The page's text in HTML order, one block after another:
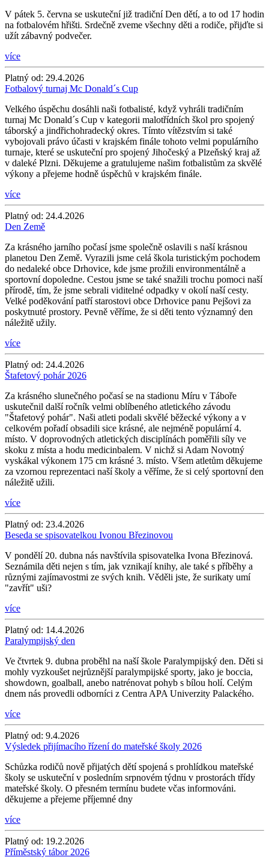
V pátek 5. června se uskuteční již tradiční Den dětí, a to od 17 hodin
na fotbalovém hřišti. Srdečně zveme všechny děti a rodiče, přijďte si
užít zábavný podvečer.
více
Platný od: 29.4.2026
Fotbalový turnaj Mc Donald´s Cup
Velkého úspěchu dosáhli naši fotbalisté, když vyhráli tradičním
turnaj Mc Donald´s Cup v kategorii malotřídních škol pro spojený
táborský a jindřichohradecký okres. Tímto vítězstvím si také
vybojovali právo účasti v krajském finále tohoto velmi populárního
turnaje, které se uskuteční pro spojený Jihočeský a Plzeňský kraj až
v daleké Plzni. Děkujeme a gratulujeme našim fotbalistům za skvělé
výkony a přejeme hodně úspěchů v krajském finále.
více
Platný od: 24.4.2026
Den Země
Za krásného jarního počasí jsme společně oslavili s naší krásnou
planetou Den Země. Vyrazili jsme celá škola turistickým pochodem
do nedaleké obce Drhovice, kde jsme prožili environmentálně a
sportovní dopoledne. Cestou jsme se také snažili trochu pomoci naší
přírodě, tím, že jsme sebrali viditelné odpadky v okolí naší cesty.
Velké poděkování patří starostovi obce Drhovice panu Pejšovi za
poskytnuté prostory. Pevně věříme, že si děti tento významný den
náležitě užily.
více
Platný od: 24.4.2026
Štafetový pohár 2026
Za krásného slunečného počasí se na stadionu Míru v Táboře
uskutečnil další ročník velmi oblíbeného atletického závodu
"Štafetový pohár". Naši atleti podali skvělé běžecké výkony a v
celkovém pořadí obsadili sice krásné, ale nejméně populární 4.
místo. V doprovodných atletických disciplínách poměřili síly ve
skoku z místa a hodu medicinbalem. V nichž si Adam Novotný
vyskákal výkonem 175 cm krásné 3. místo. Všem atletům děkujeme
za vzornou reprezentaci naší školy a věříme, že si celý sportovní den
náležitě užili.
více
Platný od: 23.4.2026
Beseda se spisovatelkou Ivonou Březinovou
V pondělí 20. dubna nás navštívila spisovatelka Ivona Březinová.
Seznámila děti nejen s tím, jak vznikají knihy, ale také s příběhy a
různými zajímavostmi ze svých knih. Věděli jste, že surikaty umí
"zavřít" uši?
více
Platný od: 14.4.2026
Paralympijský den
Ve čtvrtek 9. dubna proběhl na naší škole Paralympijský den. Děti si
mohly vyzkoušet nejrůznější paralympijské sporty, jako je boccia,
showdown, goalball, anebo natrénovat pohyb s bílou holí. Celým
dnem nás provedli odborníci z Centra APA Univerzity Palackého.
více
Platný od: 9.4.2026
Výsledek přijímacího řízení do mateřské školy 2026
Schůzka rodičů nově přijatých dětí spojená s prohlídkou mateřské
školy se uskuteční v posledním srpnovém týdnu v prostorách třídy
mateřské školy. O přesném termínu budete včas informováni.
děkujeme a přejeme příjemné dny
více
Platný od: 19.2.2026
Příměstský tábor 2026